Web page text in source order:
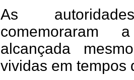
As
comemoraram
alcançada
vividas em tempos